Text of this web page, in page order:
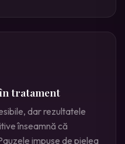
tratament
dar rezultatele
înseamnă că
impuse de pielea